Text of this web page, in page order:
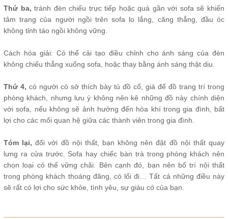
Thứ ba,tránh đèn chiếu trực tiếp hoặc quá gần với sofa sẽ khiến
tâm trạng của người ngồi trên sofa lo lắng, căng thẳng, đầu óc
không tỉnh táo ngồi không vững.
Cách hóa giải: Có thể cải tạo điều chỉnh cho ánh sáng của đèn
không chiếu thẳng xuống sofa, hoặc thay bằng ánh sáng thật dịu.
Thứ 4, có người có sở thích bày tủ đồ cổ, giá để đồ trang trí trong
phòng khách, nhưng lưu ý không nên kê những đồ này chính diện
với sofa, nếu không sẽ ảnh hưởng đến hòa khí trong gia đình, bất
lợi cho các mối quan hệ giữa các thành viên trong gia đình.
Tóm lại, đối với đồ nội thất, bạn không nên đặt đồ nội thất quay
lưng ra cửa trước. Sofa hay chiếc bàn trà trong phòng khách nên
chọn loại có thế vững chãi. Bên cạnh đó, bạn nên bố trí nội thất
trong phòng khách thoáng đãng, có lối đi… Tất cả những điều này
sẽ rất có lợi cho sức khỏe, tình yêu, sự giàu có của bạn.